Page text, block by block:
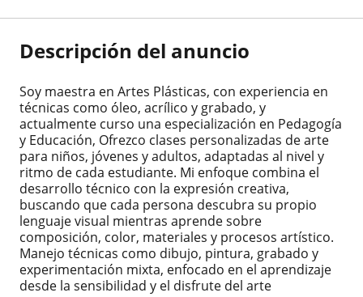
Descripción del anuncio
Soy maestra en Artes Plásticas, con experiencia en
técnicas como óleo, acrílico y grabado, y
actualmente curso una especialización en Pedagogía
y Educación, Ofrezco clases personalizadas de arte
para niños, jóvenes y adultos, adaptadas al nivel y
ritmo de cada estudiante. Mi enfoque combina el
desarrollo técnico con la expresión creativa,
buscando que cada persona descubra su propio
lenguaje visual mientras aprende sobre
composición, color, materiales y procesos artístico.
Manejo técnicas como dibujo, pintura, grabado y
experimentación mixta, enfocado en el aprendizaje
desde la sensibilidad y el disfrute del arte